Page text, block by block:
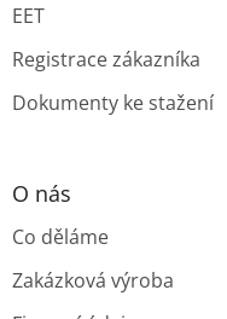
EET
Registrace zákazníka
Dokumenty ke stažení
O nás
Co děláme
Zakázková výroba